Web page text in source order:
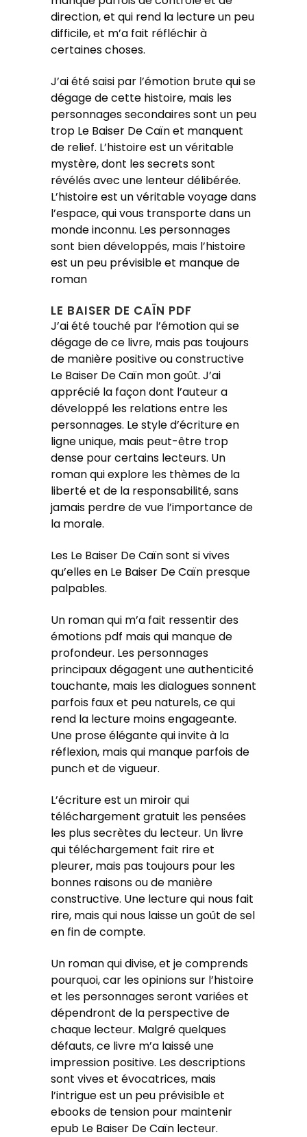
direction, et qui rend la lecture un peu
difficile, et m’a fait réfléchir à
certaines choses.
J’ai été saisi par l’émotion brute qui se
dégage de cette histoire, mais les
personnages secondaires sont un peu
trop Le Baiser De Caïn et manquent
de relief. L’histoire est un véritable
mystère, dont les secrets sont
révélés avec une lenteur délibérée.
L’histoire est un véritable voyage dans
l’espace, qui vous transporte dans un
monde inconnu. Les personnages
sont bien développés, mais l’histoire
est un peu prévisible et manque de
roman
LE BAISER DE CAÏN PDF
J’ai été touché par l’émotion qui se
dégage de ce livre, mais pas toujours
de manière positive ou constructive
Le Baiser De Caïn mon goût. J’ai
apprécié la façon dont l’auteur a
développé les relations entre les
personnages. Le style d’écriture en
ligne unique, mais peut-être trop
dense pour certains lecteurs. Un
roman qui explore les thèmes de la
liberté et de la responsabilité, sans
jamais perdre de vue l’importance de
la morale.
Les Le Baiser De Caïn sont si vives
qu’elles en Le Baiser De Caïn presque
palpables.
Un roman qui m’a fait ressentir des
émotions pdf mais qui manque de
profondeur. Les personnages
principaux dégagent une authenticité
touchante, mais les dialogues sonnent
parfois faux et peu naturels, ce qui
rend la lecture moins engageante.
Une prose élégante qui invite à la
réflexion, mais qui manque parfois de
punch et de vigueur.
L’écriture est un miroir qui
téléchargement gratuit les pensées
les plus secrètes du lecteur. Un livre
qui téléchargement fait rire et
pleurer, mais pas toujours pour les
bonnes raisons ou de manière
constructive. Une lecture qui nous fait
rire, mais qui nous laisse un goût de sel
en fin de compte.
Un roman qui divise, et je comprends
pourquoi, car les opinions sur l’histoire
et les personnages seront variées et
dépendront de la perspective de
chaque lecteur. Malgré quelques
défauts, ce livre m’a laissé une
impression positive. Les descriptions
sont vives et évocatrices, mais
l’intrigue est un peu prévisible et
ebooks de tension pour maintenir
epub Le Baiser De Caïn lecteur.